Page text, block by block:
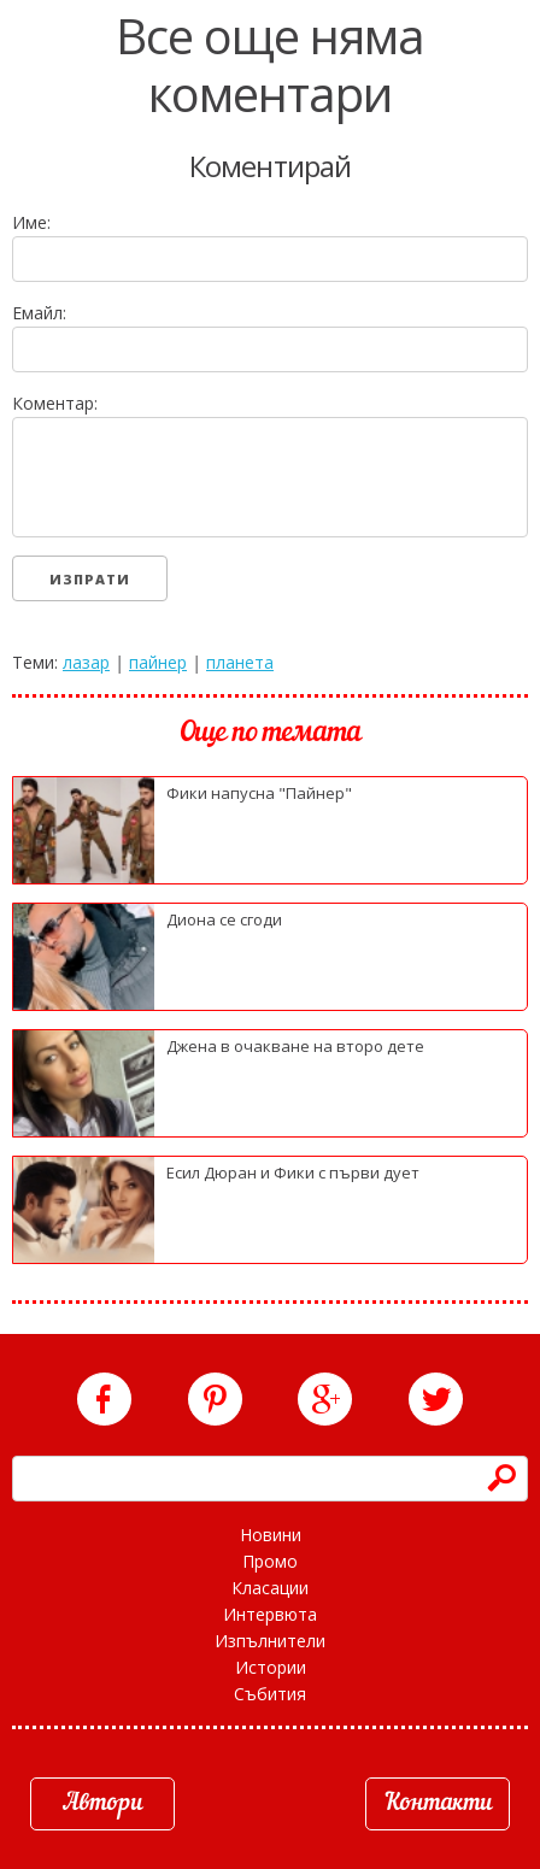
Все още няма
коментари
Коментирай
Име:
Емайл:
Коментар:
Теми: лазар | пайнер | планета
Още по темата
Фики напусна "Пайнер"
Диона се сгоди
Джена в очакване на второ дете
Есил Дюран и Фики с първи дует
h
Новини
Промо
Класации
Интервюта
Изпълнители
Истории
Събития
Автори Контакти